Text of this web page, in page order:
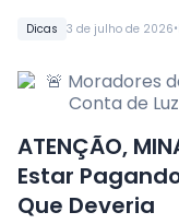
Dicas 3 de julho de 2026•
ATENÇÃO,
Estar
Que Deveria